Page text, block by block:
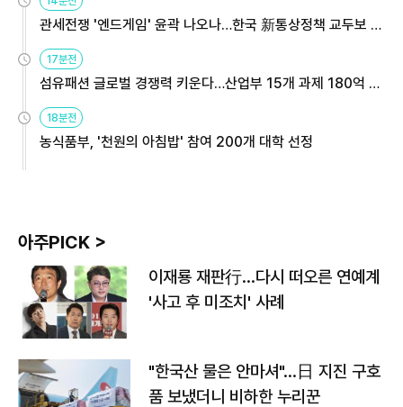
관세전쟁 '엔드게임' 윤곽 나오나…한국 新통상정책 교두보 활
17분전
섬유패션 글로벌 경쟁력 키운다…산업부 15개 과제 180억 지
18분전
농식품부, '천원의 아침밥' 참여 200개 대학 선정
아주PICK >
이재룡 재판行…다시 떠오른 연예계
'사고 후 미조치' 사례
"한국산 물은 안마셔"…日 지진 구호
품 보냈더니 비하한 누리꾼